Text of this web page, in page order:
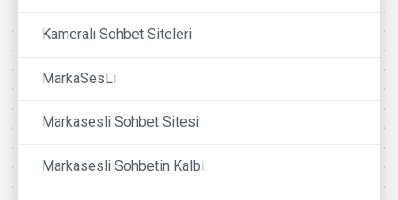
Kameralı Sohbet Siteleri
MarkaSesLi
Markasesli Sohbet Sitesi
Markasesli Sohbetin Kalbi